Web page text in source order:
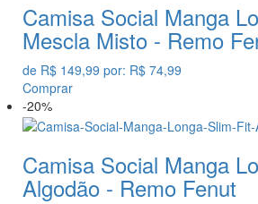
Camisa Social Manga
Mescla Misto - Remo
de R$ 149,99 por: R$ 74,99
Comprar
-20%
Camisa Social Manga
Algodão - Remo Fenut